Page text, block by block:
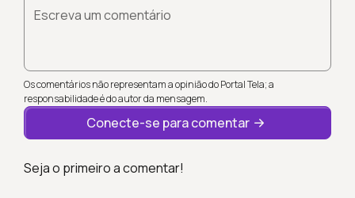
Escreva um comentário
Os comentários não representam a opinião do Portal Tela; a
responsabilidade é do autor da mensagem.
Conecte-se para comentar
Seja o primeiro a comentar!